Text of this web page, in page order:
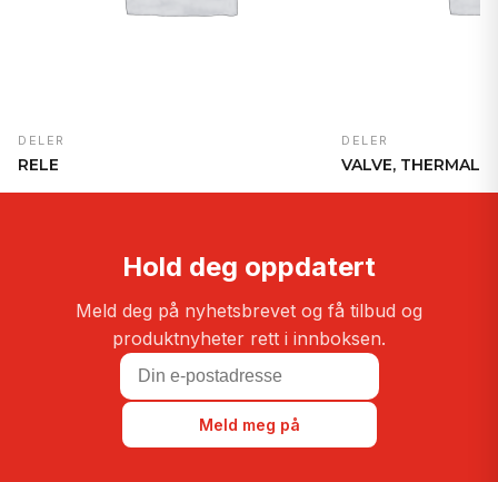
DELER
RELE
DELER
VALVE, THERMAL
Hold deg oppdatert
Meld deg på nyhetsbrevet og få tilbud og
produktnyheter rett i innboksen.
Meld meg på